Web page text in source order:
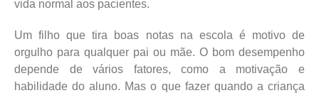
vida normal aos pacientes.
Um filho que tira boas notas na escola é motivo de
orgulho para qualquer pai ou mãe. O bom desempenho
depende de vários fatores, como a motivação e
habilidade do aluno. Mas o que fazer quando a criança